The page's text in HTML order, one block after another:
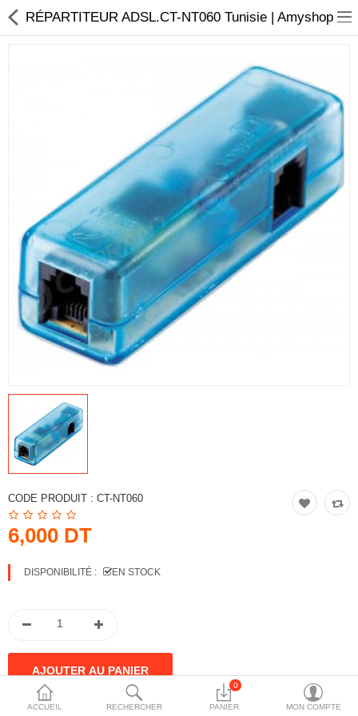
Sonorisation
Régulateur de tension
Monophase
Instrument de mesure
Informatique
Comparer
ACCUEIL RECHERCHER
0
PANIER MON COMPTE
RÉPARTITEUR ADSL.CT-NT060 Tunisie | Amyshop
CODE PRODUIT : CT-NT060
6,000 DT
DISPONIBILITÉ : EN STOCK